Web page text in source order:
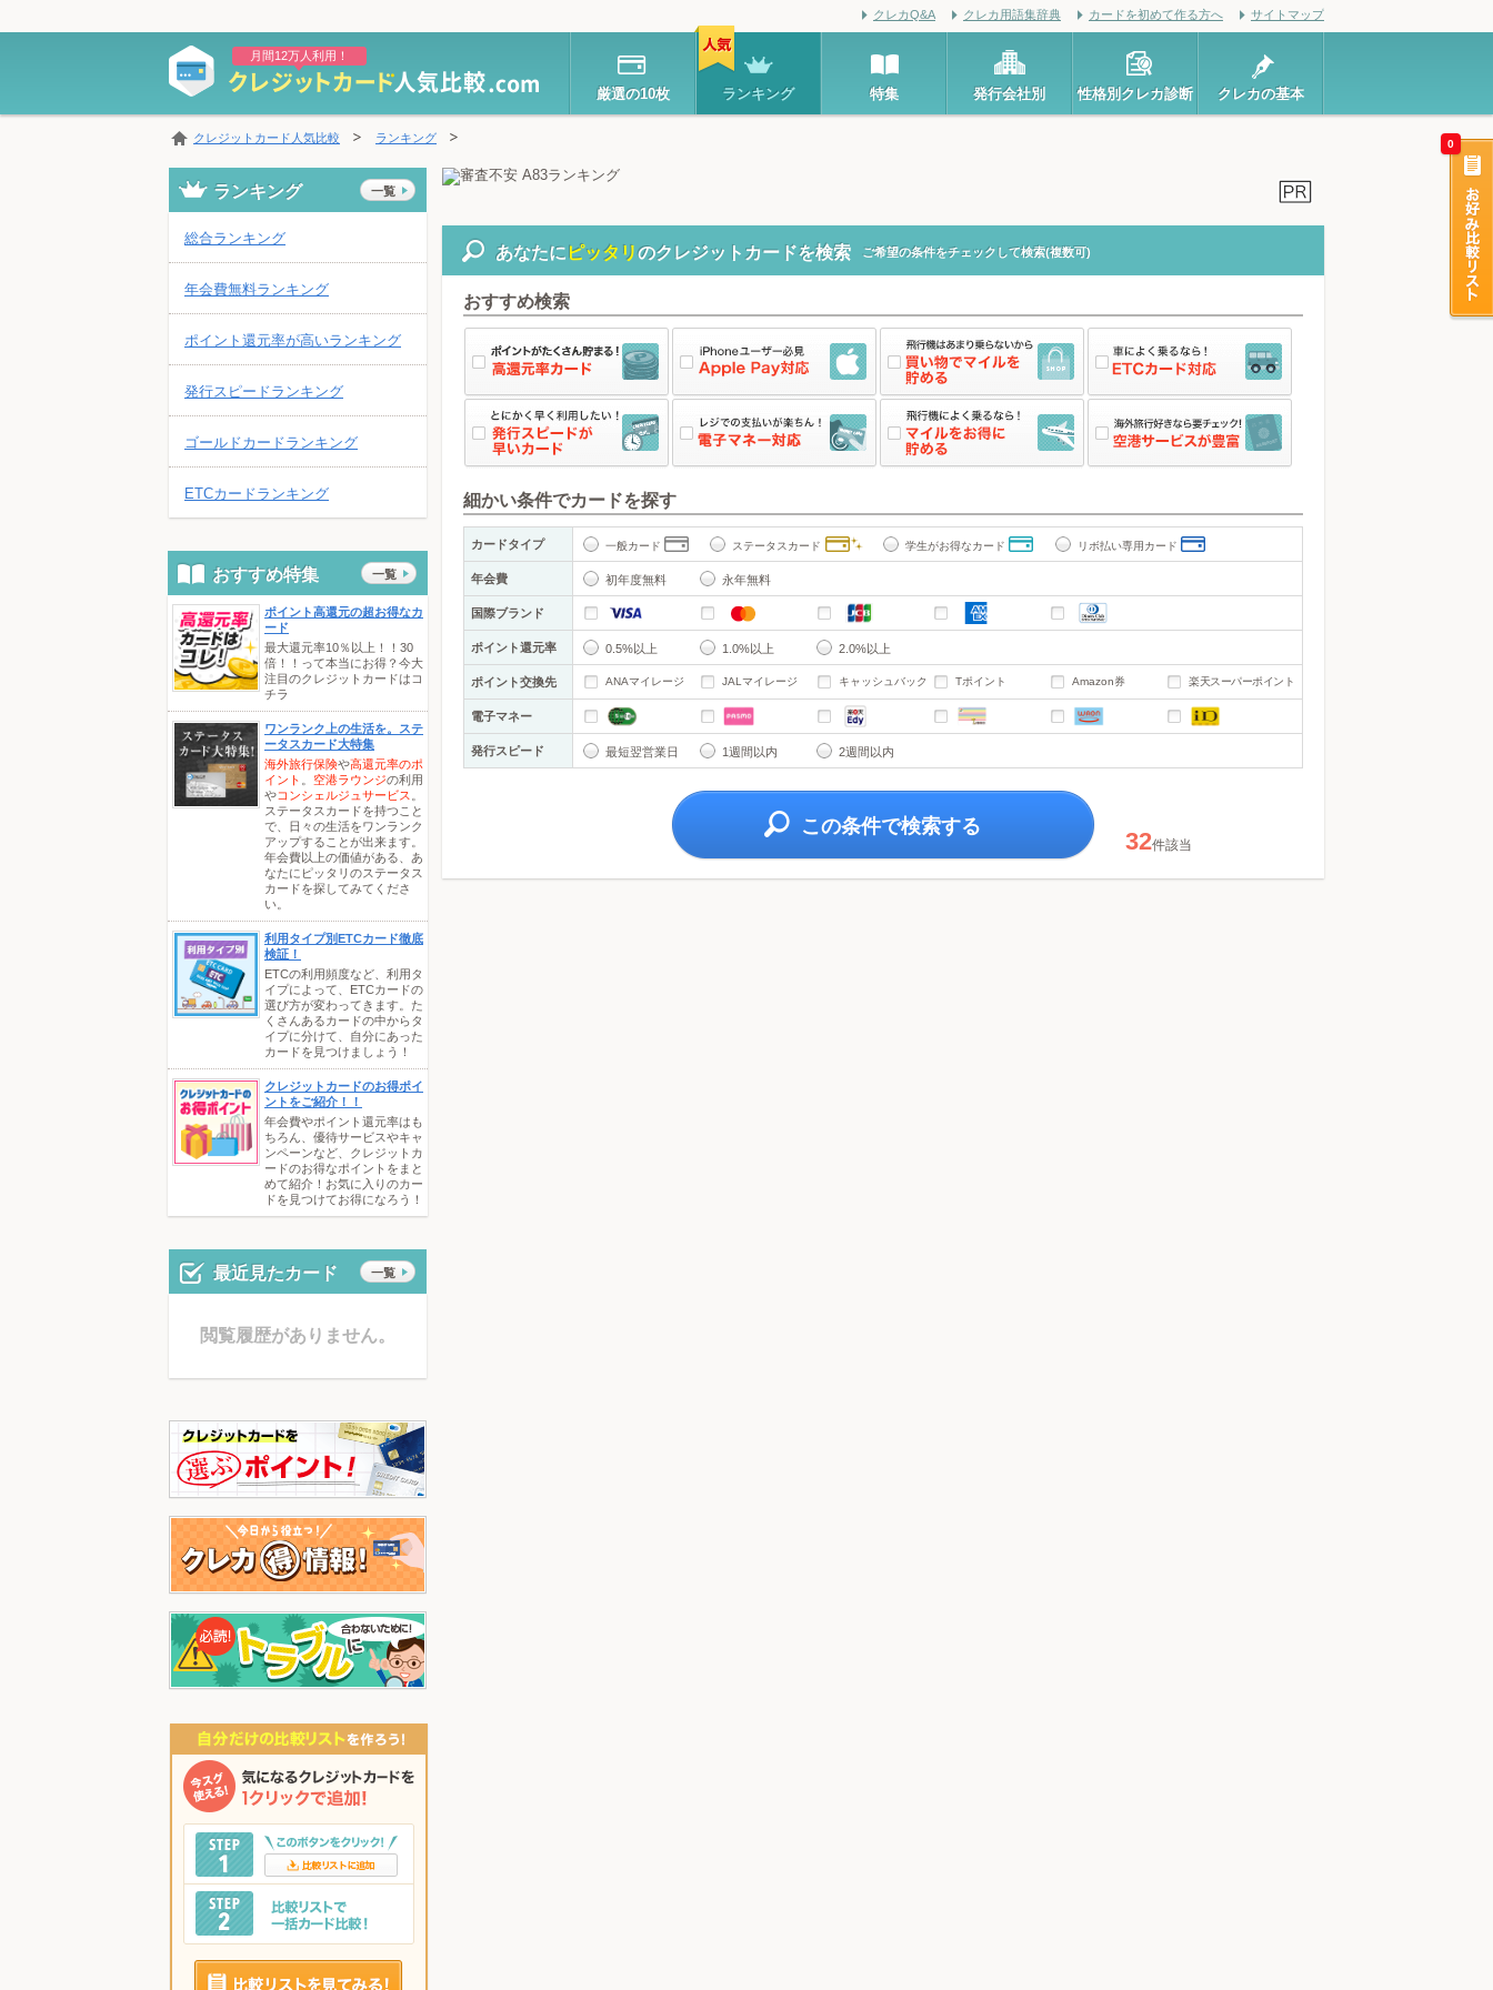
クレカQ&A クレカ用語集辞典 カードを初めて作る方へ サイトマップ
月間12万人利用！
厳選の10枚 ランキング 特集 発行会社別 性格別クレカ診断 クレカの基本
0
クレジットカード人気比較 ランキング
ランキング 一覧
総合ランキング
年会費無料ランキング
ポイント還元率が高いランキング
発行スピードランキング
ゴールドカードランキング
ETCカードランキング
おすすめ特集 一覧
ポイント高還元の超お得なカ
ード
最大還元率10％以上！！30
倍！！って本当にお得？今大
注目のクレジットカードはコ
チラ
ワンランク上の生活を。ステ
ータスカード大特集
海外旅行保険や高還元率のポ
イント
空港ラウンジの利用
やコンシェルジュサービス
ステータスカードを持つこと
で、日々の生活をワンランク
アップすることが出来ます。
年会費以上の価値がある、あ
なたにピッタリのステータス
カードを探してみてくださ
い。
利用タイプ別ETCカード徹底
検証！
ETCの利用頻度など、利用タ
イプによって、ETCカードの
選び方が変わってきます。た
くさんあるカードの中からタ
イプに分けて、自分にあった
カードを見つけましょう！
クレジットカードのお得ポイ
ントをご紹介！！
年会費やポイント還元率はも
ちろん、優待サービスやキャ
ンペーンなど、クレジットカ
ードのお得なポイントをまと
めて紹介！お気に入りのカー
ドを見つけてお得になろう！
最近見たカード 一覧
閲覧履歴がありません。
あなたに ピッタリのクレジットカードを検索 ご希望の条件をチェックして検索(複数可)
おすすめ検索
細かい条件でカードを探す
カードタイプ 一般カード ステータスカード 学生がお得なカード リボ払い専用カード
年会費 初年度無料 永年無料
国際ブランド
ポイント還元率 0.5%以上 1.0%以上 2.0%以上
ポイント交換先 ANAマイレージ JALマイレージ キャッシュバック Tポイント Amazon券 楽天スーパーポイント
電子マネー
発行スピード 最短翌営業日 1週間以内 2週間以内
32件該当